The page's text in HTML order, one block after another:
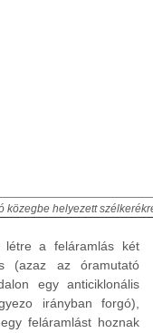
közegbe helyezett
létre a feláramlás két
(azaz az óramutató
egy anticiklonális
irányban forgó),
feláramlást hoznak